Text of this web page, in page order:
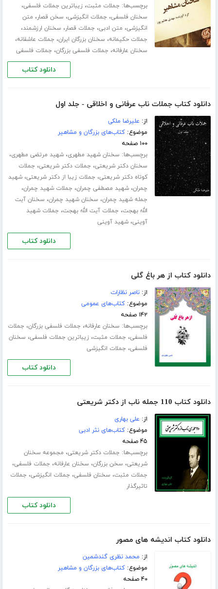
برچسب‌ها: جملات مثبت، زیباترین جملات فلسفی،
سخنان فلسفی، جملات انگیزشی، سخن قصار، متن
انگیزشی، متن ادبی، جملات قصار، سخنان ارزشمند،
جملات حکیمانه، سخنان بزرگان ایران، جملات عاشقانه،
سخنان عارفانه، جملات فلسفی بزرگان، جملات فلسفی
دانلود کتاب
دانلود کتاب جملات ناب عرفانی و اخلاقی - جلد اول
از: علیرضا ملکی
موضوع:کتاب‌های بزرگان و مشاهیر
۱۰۰ صفحه
برچسب‌ها: سخنان شهید مطهری،شهید مرتضی مطهری،
سخنان دکتر شریعتی، جملات دکتر شریعتی، جملات
کوتاه دکتر شریعتی، جملات زیبا از دکتر شریعتی،شهید
چمران،شهید مصطفی چمران، جملات شهید چمران،
جمله شهید چمران، سخنان شهید چمران، سخنان آیت
الله بهجت، جملات آیت الله بهجت، جملات شهید
آوینی،شهید آوینی
دانلود کتاب
دانلود کتاب از هر باغ گلی
از:ناصر نظارات
موضوع:کتاب‌های عمومی
۱۴۲ صفحه
برچسب‌ها: سخنان عارفانه، جملات فلسفی بزرگان، جملات
فلسفی، جملات مثبت، زیباترین جملات فلسفی، سخنان
فلسفی، جملات انگیزشی
دانلود کتاب
دانلود کتاب 110 جمله ناب از دکتر شریعتی
از: علی بهاری
موضوع:کتاب‌های نثر ادبی
۴۵ صفحه
برچسب‌ها: جملات دکتر شریعتی، مجموعه سخنان
شریعتی، سخن بزرگان، سخنان عارفانه، جملات فلسفی،
جملات مثبت، سخنان فلسفی، جملات انگیزشی، جملات
تاثیرگذار
دانلود کتاب
دانلود کتاب اندیشه های مصور
از: محمد نظری گندشمین
موضوع:کتاب‌های بزرگان و مشاهیر
۴۰ صفحه